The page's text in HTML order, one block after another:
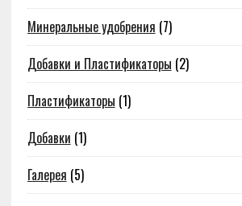
Минеральные удобрения (7)
Добавки и Пластификаторы (2)
Пластификаторы (1)
Добавки (1)
Галерея (5)